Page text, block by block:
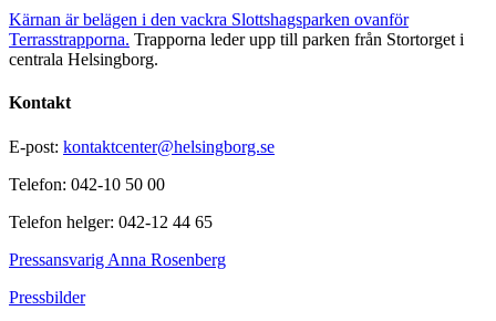
Kärnan är belägen i den vackra Slottshagsparken ovanför
Terrasstrapporna. Trapporna leder upp till parken från Stortorget i
centrala Helsingborg.
Kontakt
E-post: kontaktcenter@helsingborg.se
Telefon: 042-10 50 00
Telefon helger: 042-12 44 65
Pressansvarig Anna Rosenberg
Pressbilder